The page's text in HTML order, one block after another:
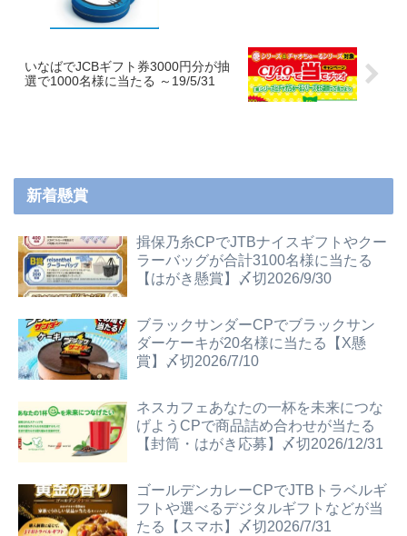
いなばでJCBギフト券3000円分が抽
選で1000名様に当たる ～19/5/31
新着懸賞
揖保乃糸CPでJTBナイスギフトやクー
ラーバッグが合計3100名様に当たる
【はがき懸賞】〆切2026/9/30
ブラックサンダーCPでブラックサン
ダーケーキが20名様に当たる【X懸
賞】〆切2026/7/10
ネスカフェあなたの一杯を未来につな
げようCPで商品詰め合わせが当たる
【封筒・はがき応募】〆切2026/12/31
ゴールデンカレーCPでJTBトラベルギ
フトや選べるデジタルギフトなどが当
たる【スマホ】〆切2026/7/31